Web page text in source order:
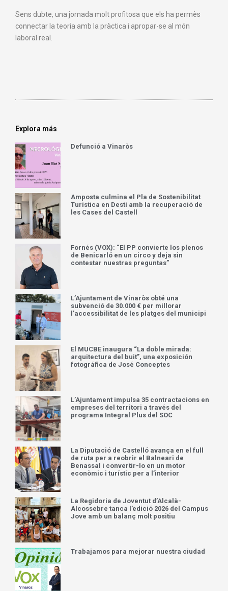
Sens dubte, una jornada molt profitosa que els ha permès
connectar la teoria amb la pràctica i apropar-se al món
laboral real.
Explora más
Defunció a Vinaròs
Amposta culmina el Pla de Sostenibilitat
Turística en Destí amb la recuperació de
les Cases del Castell
Fornés (VOX): “El PP convierte los plenos
de Benicarló en un circo y deja sin
contestar nuestras preguntas”
L’Ajuntament de Vinaròs obté una
subvenció de 30.000 € per millorar
l’accessibilitat de les platges del municipi
El MUCBE inaugura “La doble mirada:
arquitectura del buit”, una exposición
fotográfica de José Conceptes
L’Ajuntament impulsa 35 contractacions en
empreses del territori a través del
programa Integral Plus del SOC
La Diputació de Castelló avança en el full
de ruta per a reobrir el Balneari de
Benassal i convertir-lo en un motor
econòmic i turístic per a l’interior
La Regidoria de Joventut d’Alcalà-
Alcossebre tanca l’edició 2026 del Campus
Jove amb un balanç molt positiu
Trabajamos para mejorar nuestra ciudad